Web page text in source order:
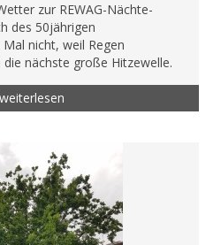
zur REWAG-Nächte-
des 50jährigen
nicht, weil Regen
nächste große Hitzewelle.